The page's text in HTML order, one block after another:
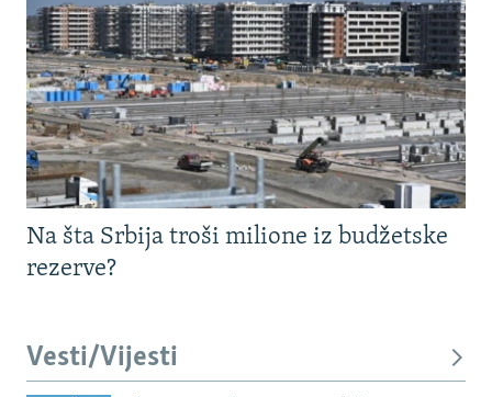
Na šta Srbija troši milione iz budžetske
rezerve?
Vesti/Vijesti